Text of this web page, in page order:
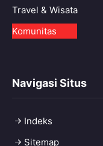
Travel & Wisata
Komunitas
Navigasi Situs
Indeks
Sitemap